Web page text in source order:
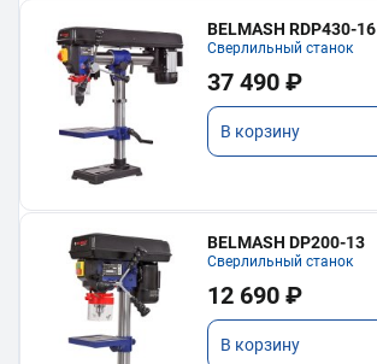
BELMASH RDP430-16
Сверлильный станок
37 490 ₽
В корзину
BELMASH DP200-13
Сверлильный станок
12 690 ₽
В корзину